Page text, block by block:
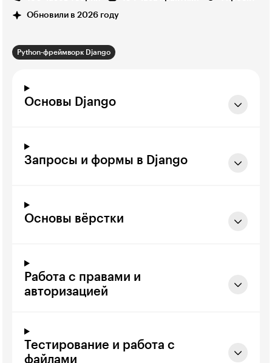
Обновили в 2026 году
Python-фреймворк Django
Основы Django
Запросы и формы в Django
Основы вёрстки
Работа с правами и
авторизацией
Тестирование и работа с
файлами